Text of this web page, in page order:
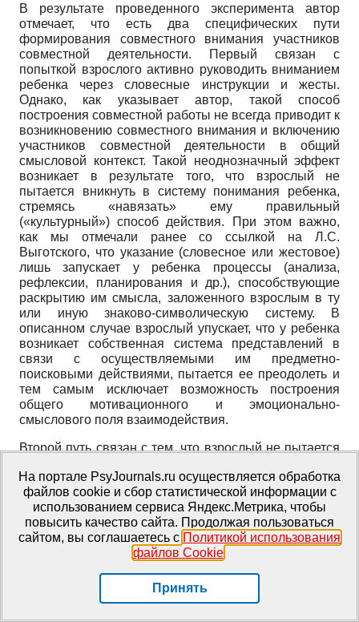
В результате проведенного эксперимента автор
отмечает, что есть два специфических пути
формирования совместного внимания участников
совместной деятельности. Первый связан с
попыткой взрослого активно руководить вниманием
ребенка через словесные инструкции и жесты.
Однако, как указывает автор, такой способ
построения совместной работы не всегда приводит к
возникновению совместного внимания и включению
участников совместной деятельности в общий
смысловой контекст. Такой неоднозначный эффект
возникает в результате того, что взрослый не
пытается вникнуть в систему понимания ребенка,
стремясь «навязать» ему правильный
(«культурный») способ действия. При этом важно,
как мы отмечали ранее со ссылкой на Л.С.
Выготского, что указание (словесное или жестовое)
лишь запускает у ребенка процессы (анализа,
рефлексии, планирования и др.), способствующие
раскрытию им смысла, заложенного взрослым в ту
или иную знаково-символическую систему. В
описанном случае взрослый упускает, что у ребенка
возникает собственная система представлений в
связи с осуществляемыми им предметно-
поисковыми действиями, пытается ее преодолеть и
тем самым исключает возможность построения
общего мотивационного и эмоционально-
смыслового поля взаимодействия.
Второй путь связан с тем, что взрослый не пытается
ребенка, а, наоборот, следует за ним, не
перенаправляет, а регулирует внимание ребенка, в
нужный момент подталкивая его к верным выводам
и рассуждениям. В таком случае А. Шварц отмечает
возникновение и устойчивое функционирование
совместного внимания, указывая, что это
между ребенком и взрослым, особого типа
взаимодействия, в котором оба участника
На портале PsyJournals.ru осуществляется обработка
файлов cookie и сбор статистической информации с
использованием сервиса Яндекс.Метрика, чтобы
повысить качество сайта. Продолжая пользоваться
сайтом, вы соглашаетесь с Политикой использования
файлов Cookie.
Принять